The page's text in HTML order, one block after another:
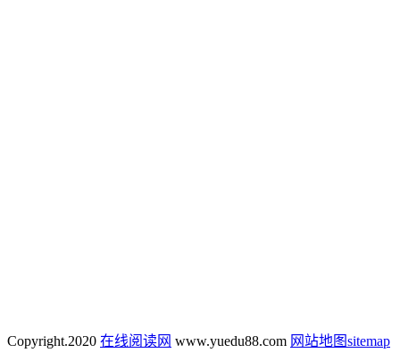
Copyright.2020 在线阅读网 www.yuedu88.com 网站地图sitemap